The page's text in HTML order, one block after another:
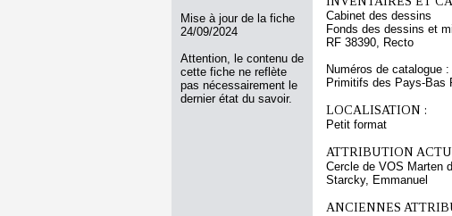
Mise à jour de la fiche
24/09/2024
Attention, le contenu de
cette fiche ne reflète
pas nécessairement le
dernier état du savoir.
Cabinet des dessins
Fonds des dessins et
RF 38390, Recto
Numéros de catalogue :
Primitifs des Pays-Bas
LOCALISATION :
Petit format
ATTRIBUTION
Cercle de VOS Marten
Starcky, Emmanuel
ANCIENNES